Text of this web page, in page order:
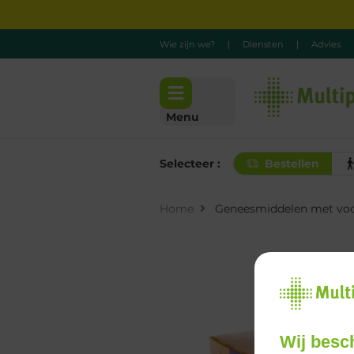
Wie zijn we? | Diensten | Advies
Menu
Selecteer : Bestellen
Home Geneesmiddelen met
Wij